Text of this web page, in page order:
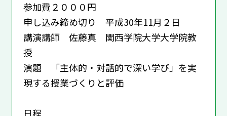
参加費２０００円
申し込み締め切り 平成30年11月２日
講演講師 佐藤真 関西学院大学大学院教
授
演題 「主体的・対話的で深い学び」を実
現する授業づくりと評価
日程